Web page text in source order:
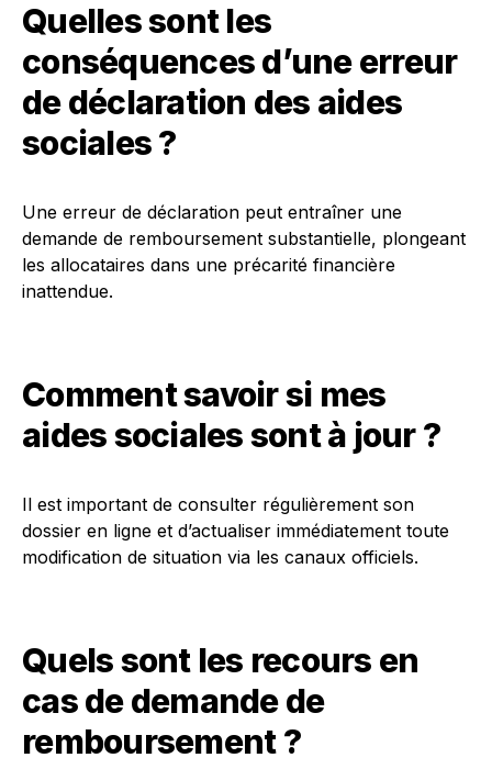
Quelles sont les
conséquences d’une erreur
de déclaration des aides
sociales ?
Une erreur de déclaration peut entraîner une
demande de remboursement substantielle, plongeant
les allocataires dans une précarité financière
inattendue.
Comment savoir si mes
aides sociales sont à jour ?
Il est important de consulter régulièrement son
dossier en ligne et d’actualiser immédiatement toute
modification de situation via les canaux officiels.
Quels sont les recours en
cas de demande de
remboursement ?